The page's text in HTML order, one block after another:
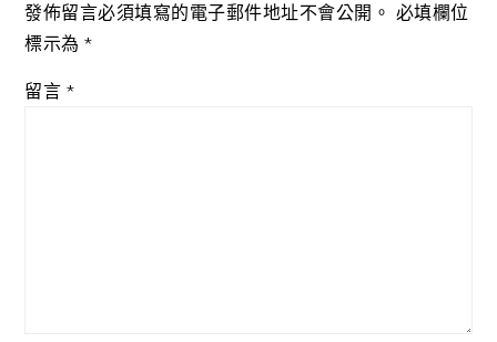
發佈留言必須填寫的電子郵件地址不會公開。 必填欄位
標示為*
留言 *